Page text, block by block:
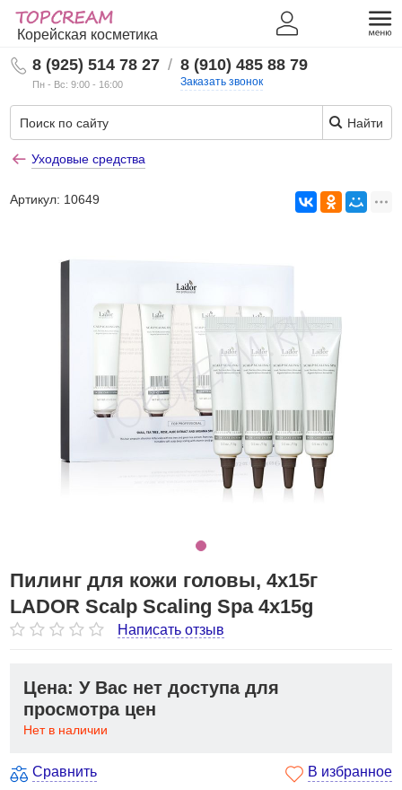
Корейская косметика
8 (925) 514 78 27
Пн - Вс: 9:00 - 16:00
/ 8 (910) 485 88 79
Заказать звонок
Найти
Уходовые средства
Артикул: 10649
Пилинг для кожи головы, 4х15г
LADOR Scalp Scaling Spa 4х15g
Написать отзыв
Цена: У Вас нет доступа для
просмотра цен
Нет в наличии
Сравнить В избранное